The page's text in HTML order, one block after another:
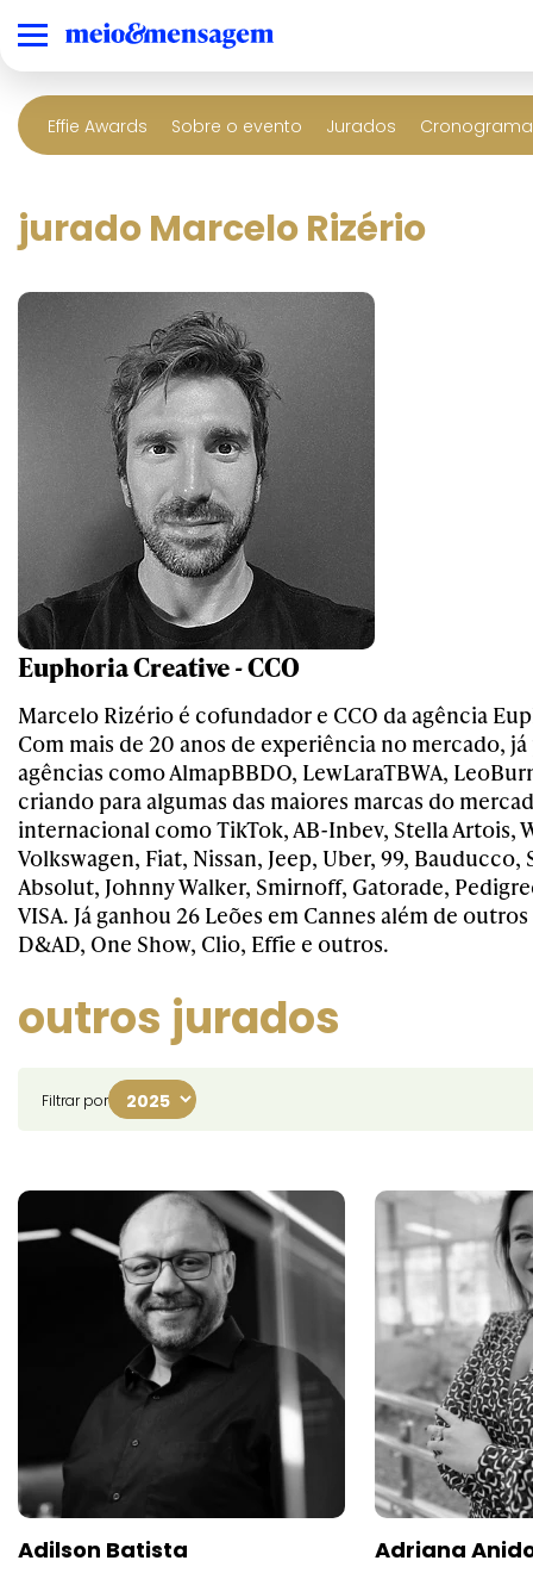
Effie Awards Sobre o evento Jurados
jurado Marcelo Rizério
Euphoria Creative - CCO
Marcelo Rizério é cofundador e CCO da agência
Com mais de 20 anos de experiência no mercado,
agências como AlmapBBDO, LewLaraTBWA,
criando para algumas das maiores marcas do
internacional como TikTok, AB-Inbev, Stella Artois,
Volkswagen, Fiat, Nissan, Jeep, Uber, 99, Bauducco,
Absolut, Johnny Walker, Smirnoff, Gatorade,
VISA. Já ganhou 26 Leões em Cannes além de
D&AD, One Show, Clio, Effie e outros.
outros jurados
Filtrar por
Adilson Batista Adriana